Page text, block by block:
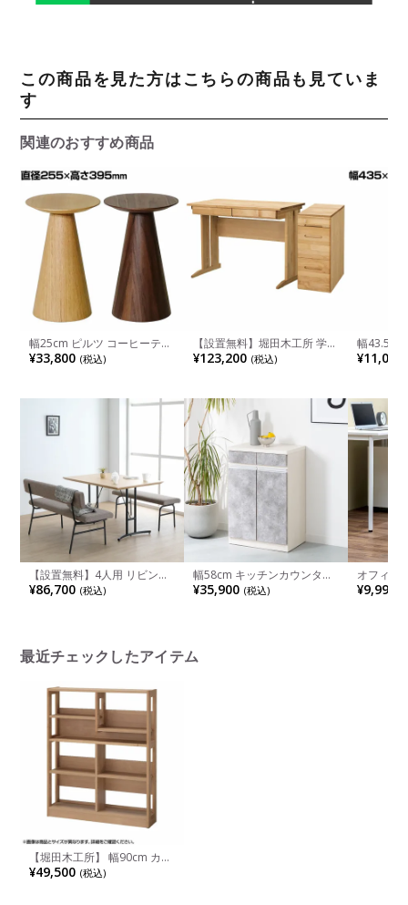
この商品を見た方はこちらの商品も見ていま
す
関連のおすすめ商品
幅25cm ピルツ コーヒーテー
ブル スカンディナヴィアデザ
イン 木製 丸天板 一本脚 ソフ
¥33,800 (税込)
【設置無料】堀田木工所 学習
机 2点セット 日本製 サイン
天然木 無垢材 アルダー材 木
ゃれ (勉強机×1 サイドチェス
ト×1)
¥123,200 (税込)
幅43.5cm
しラック
天板付き
ワゴン 小
¥11,000
【設置無料】4人用 リビング
ダイニングセット 3点 テーブ
ル＋ソファ1脚＋ベンチ1脚
¥86,700 (税込)
幅58cm キッチンカウンター
ダストBOX付き ゴミ箱付き
ゴミ箱収納 引出し付き 日本
¥35,900 (税込)
オフィス
ンパクト
ールドウ
¥9,990
最近チェックしたアイテム
【堀田木工所】 幅90cm カル
ロ 45ラック デスクシェルフ
学習机 勉強机 アルダー材 自
¥49,500 (税込)